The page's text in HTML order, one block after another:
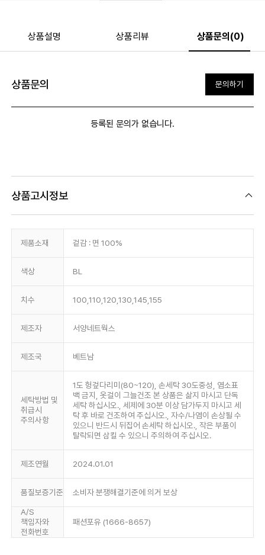
상품설명 상품리뷰 상품문의(0)
상품문의 문의하기
등록된 문의가 없습니다.
상품고시정보
제품소재 겉감 : 면 100%
색상 BL
치수 100,110,120,130,145,155
제조자 서양네트웍스
제조국 베트남
세탁방법 및
취급시
주의사항
1도 헝겊다리미(80~120), 손세탁 30도중성, 염소표
백 금지, 옷걸이 그늘건조 본 상품은 삶지 마시고 단독
세탁 하십시오., 세제에 30분 이상 담가두지 마시고 세
탁 후 바로 건조하여 주십시오., 자수/나염이 손상될 수
있으니 반드시 뒤집어 손세탁 하십시오., 작은 부품이
탈락되면 삼킬 수 있으니 주의하여 주십시오.
제조연월 2024.01.01
품질보증기준 소비자 분쟁해결기준에 의거 보상
A/S
책임자와
전화번호
패션포유 (1666-8657)